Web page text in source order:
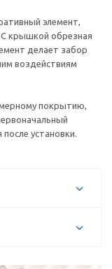
элемент,
крышкой обрезная
делает забор
воздействиям
покрытию,
установки.